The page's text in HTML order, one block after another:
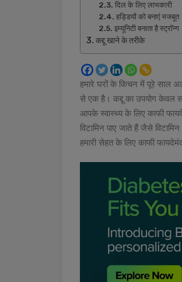
दिल के लिए लाभकारी
हड्डियों को बनाएं मजबूत
इम्यूनिटी बनाता है स्ट्रॉन्ग
कद्दू खाने के तरीके
हमारे घरों के किचन में पूरे साल
से एक है। कद्दू का उपयोग केवल
आपके स्वास्थ्य के लिए काफी
विटामिन पाए जाते हैं जैसे
हमारी सेहत के लिए काफी